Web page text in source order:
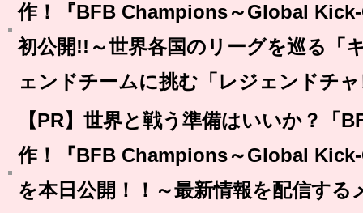
作！『BFB Champions～Global
初公開!!～世界各国のリーグを巡る「
ェンドチームに挑む「レジェンドチ
【PR】世界と戦う準備はいいか？「
作！『BFB Champions～Global
を本日公開！！～最新情報を配信す